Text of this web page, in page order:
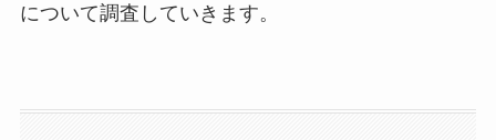
について調査していきます。